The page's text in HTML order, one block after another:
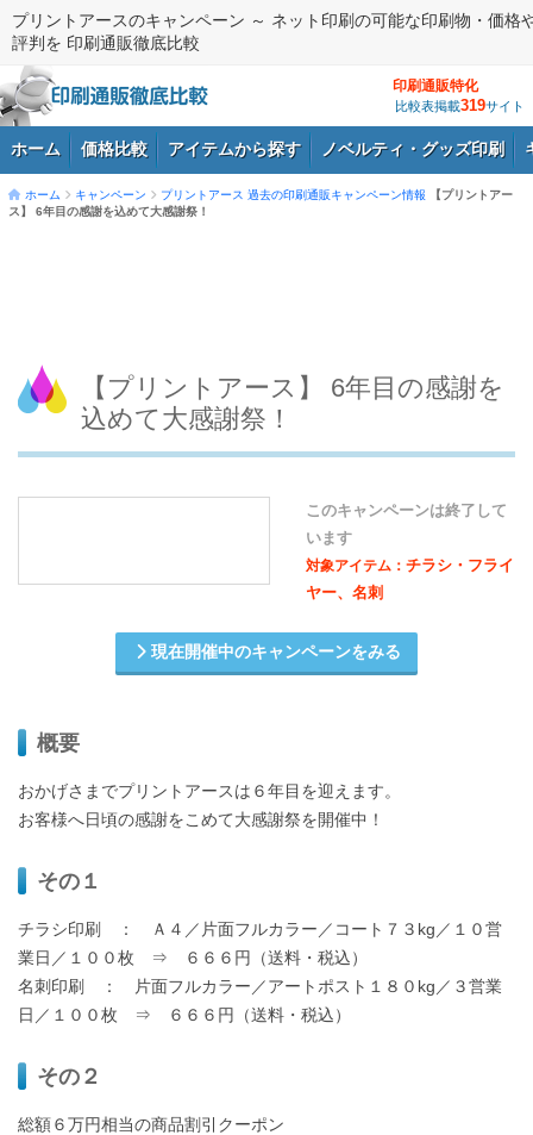
プリントアースのキャンペーン ～ ネット印刷の可能な印刷物・価格
評判を 印刷通販徹底比較
印刷通販特化
比較表掲載319サイト
ホーム 価格比較 アイテムから探す ノベルティ・グッズ印刷
ホーム キャンペーン プリントアース 過去の印刷通販キャンペーン情報
【プリントアー
ス】 6年目の感謝を込めて大感謝祭！
【プリントアース】 6年目の感謝を
込めて大感謝祭！
このキャンペーンは終了して
います
対象アイテム： チラシ・フライ
ヤー、名刺
現在開催中のキャンペーンをみる
概要
おかげさまでプリントアースは６年目を迎えます。
お客様へ日頃の感謝をこめて大感謝祭を開催中！
その１
チラシ印刷 ： Ａ４／片面フルカラー／コート７３kg／１０営
業日／１００枚 ⇒ ６６６円（送料・税込）
名刺印刷 ： 片面フルカラー／アートポスト１８０kg／３営業
日／１００枚 ⇒ ６６６円（送料・税込）
その２
総額６万円相当の商品割引クーポン